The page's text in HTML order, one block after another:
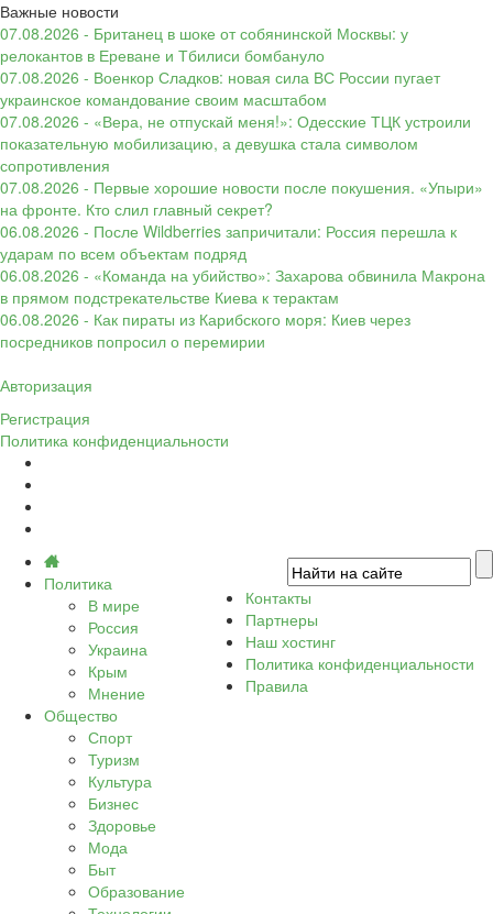
Важные новости
07.08.2026 - Британец в шоке от собянинской Москвы: у
релокантов в Ереване и Тбилиси бомбануло
07.08.2026 - Военкор Сладков: новая сила ВС России пугает
украинское командование своим масштабом
07.08.2026 - «Вера, не отпускай меня!»: Одесские ТЦК устроили
показательную мобилизацию, а девушка стала символом
сопротивления
07.08.2026 - Первые хорошие новости после покушения. «Упыри»
на фронте. Кто слил главный секрет?
06.08.2026 - После Wildberries запричитали: Россия перешла к
ударам по всем объектам подряд
06.08.2026 - «Команда на убийство»: Захарова обвинила Макрона
в прямом подстрекательстве Киева к терактам
06.08.2026 - Как пираты из Карибского моря: Киев через
посредников попросил о перемирии
Авторизация
Регистрация
Политика конфиденциальности
Политика
В мире
Россия
Украина
Крым
Мнение
Общество
Спорт
Туризм
Культура
Бизнес
Здоровье
Мода
Быт
Образование
Контакты
Партнеры
Наш хостинг
Политика конфиденциальности
Правила